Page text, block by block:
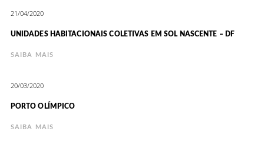
21/04/2020
UNIDADES HABITACIONAIS COLETIVAS EM SOL NASCENTE – DF
SAIBA MAIS
20/03/2020
PORTO OLÍMPICO
SAIBA MAIS